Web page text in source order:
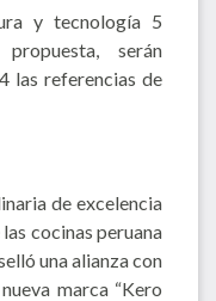
y tecnología 5
serán
las referencias de
de excelencia
cocinas peruana
una alianza con
marca “Kero